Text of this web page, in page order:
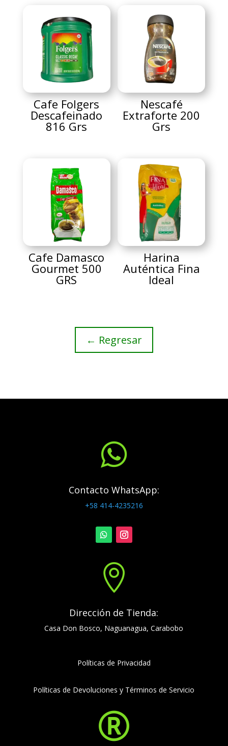
Cafe Folgers
Descafeinado
816 Grs
Nescafé
Extraforte 200
Grs
Cafe Damasco
Gourmet 500
GRS
Harina
Auténtica Fina
Ideal
← Regresar

Contacto WhatsApp:
+58 414-4235216

Dirección de Tienda:
Casa Don Bosco, Naguanagua, Carabobo
Políticas de Privacidad
Políticas de Devoluciones y Términos de Servicio
